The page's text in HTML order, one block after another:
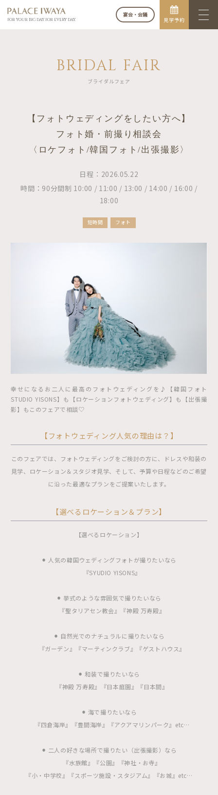
FOR YOUR BIG DAY. FOR EVERY DAY.
宴会・会議
見学予約
BRIDAL FAIR
ブライダルフェア
【フォトウェディングをしたい方へ】
フォト婚・前撮り相談会
〈ロケフォト/韓国フォト/出張撮影〉
日程：2026.05.22
時間：90分間制 10:00 / 11:00 / 13:00 / 14:00 / 16:00 /
18:00
短時間 フォト
幸せになるお二人に最高のフォトウェディングを♪【韓国フォト
STUDIO YISONS】も【ロケーションフォトウェディング】も【出張撮
影】もこのフェアで相談♡
【フォトウェディング人気の理由は？】
このフェアでは、フォトウェディングをご検討の方に、ドレスや和装の
見学、ロケーション＆スタジオ見学、そして、予算や日程などのご希望
に沿った最適なプランをご提案いたします。
【選べるロケーション＆プラン】
【選べるロケーション】
⚫︎ 人気の韓国ウェディングフォトが撮りたいなら
『SYUDIO YISONS』
⚫︎ 挙式のような雰囲気で撮りたいなら
『聖タリアセン教会』『神殿 万寿殿』
⚫︎ 自然光でのナチュラルに撮りたいなら
『ガーデン』『マーティンクラブ』『ゲストハウス』
⚫︎ 和装で撮りたいなら
『神殿 万寿殿』『日本庭園』『日本間』
⚫︎ 海で撮りたいなら
『四倉海岸』『豊間海岸』『アクアマリンパーク』etc…
⚫︎ 二人の好きな場所で撮りたい（出張撮影）なら
『水族館』『公園』『神社・お寺』
『小・中学校』『スポーツ施設・スタジアム』『お城』etc…